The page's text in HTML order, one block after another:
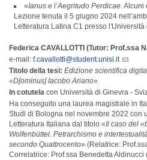
«Ianus e l’Aegritudo Perdicae. Alcuni
Lezione tenuta il 5 giugno 2024
Letteratura Latina C1 presso
Federica CAVALLOTTI (Tutor: Prof.ssa
e-mail: f.cavallotti@student.unisi.it
Titolo della tesi: Edizione scientifica
«D[ominus] Iacobo Ariano»
In cotutela con Università di Ginevra -
Ha conseguito una laurea magistrale in
Studi di Bologna nel novembre 2022 con
Letteratura Italiana dal titolo «Il caso del
Wolfenbüttel. Petrarchismo e
secondo Quattrocento» (Relatrice:
Correlatrice: Prof.ssa Benedetta